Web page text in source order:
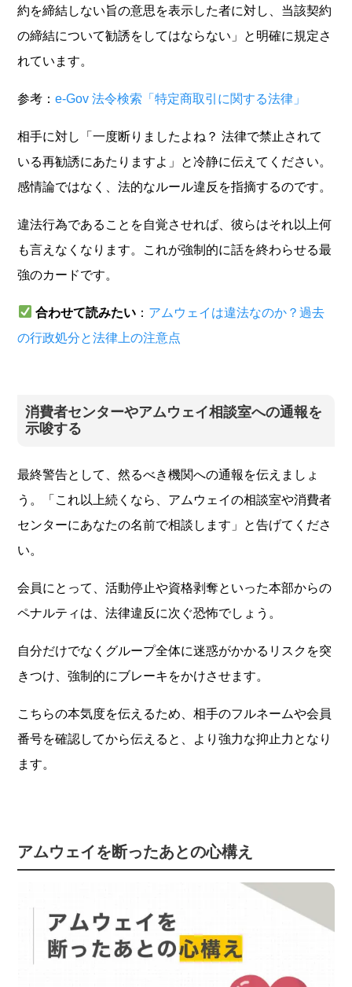
約を締結しない旨の意思を表示した者に対し、当該契約
の締結について勧誘をしてはならない」と明確に規定さ
れています。
参考：e-Gov 法令検索「特定商取引に関する法律」
相手に対し「一度断りましたよね？ 法律で禁止されて
いる再勧誘にあたりますよ」と冷静に伝えてください。
感情論ではなく、法的なルール違反を指摘するのです。
違法行為であることを自覚させれば、彼らはそれ以上何
も言えなくなります。これが強制的に話を終わらせる最
強のカードです。
合わせて読みたい： アムウェイは違法なのか？過去
の行政処分と法律上の注意点
消費者センターやアムウェイ相談室への通報を
示唆する
最終警告として、然るべき機関への通報を伝えましょ
う。「これ以上続くなら、アムウェイの相談室や消費者
センターにあなたの名前で相談します」と告げてくださ
い。
会員にとって、活動停止や資格剥奪といった本部からの
ペナルティは、法律違反に次ぐ恐怖でしょう。
自分だけでなくグループ全体に迷惑がかかるリスクを突
きつけ、強制的にブレーキをかけさせます。
こちらの本気度を伝えるため、相手のフルネームや会員
番号を確認してから伝えると、より強力な抑止力となり
ます。
アムウェイを断ったあとの心構え